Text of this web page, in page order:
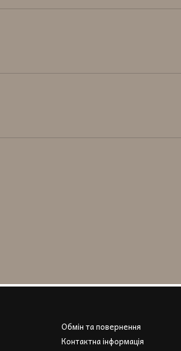
Обмін та повернення
Контактна інформація